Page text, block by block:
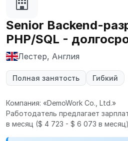
Senior Backend-
PHP/SQL -
Лестер, Англия
Полная занятость Гибкий
Компания: «DemoWork Co., Ltd.»
Работодатель предлагает
в месяц ($ 4 723 - $ 6 073 в